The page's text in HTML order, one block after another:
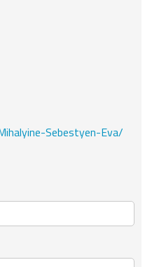
Sebestyen-Eva/